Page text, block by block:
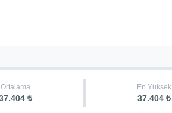
Ortalama
₺
En Yüksek
37.404 ₺